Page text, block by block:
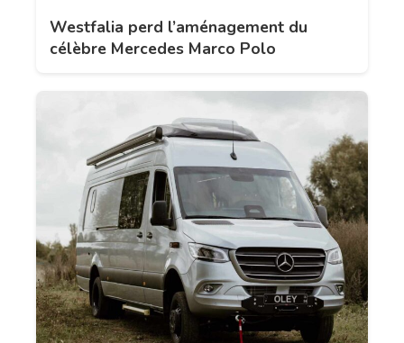
Westfalia perd l’aménagement du
célèbre Mercedes Marco Polo